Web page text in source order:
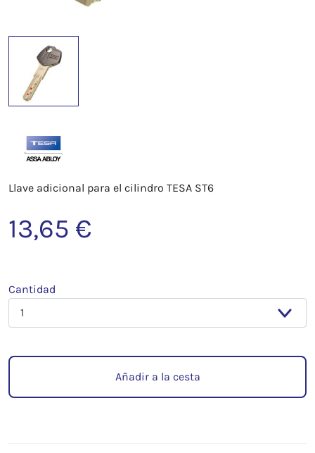
Llave adicional para el cilindro TESA ST6
13,65 €
Cantidad
Añadir a la cesta